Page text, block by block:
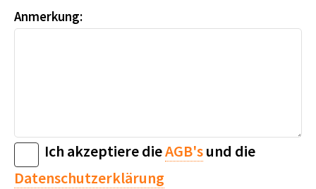
Anmerkung:
Ich akzeptiere dieAGB'sund die
Datenschutzerklärung